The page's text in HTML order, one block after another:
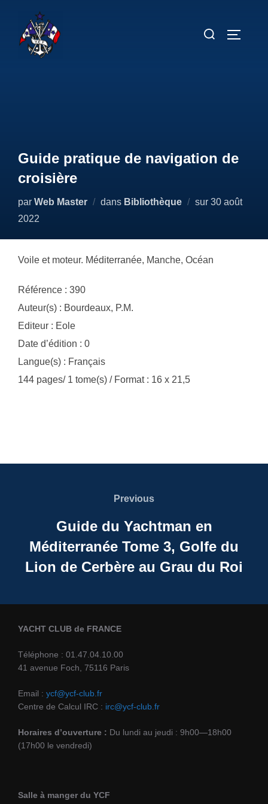
contenu
Rechercher :
Guide pratique de navigation de
croisière
par Web Master dans Bibliothèque sur Publié
30 août
2022
Voile et moteur. Méditerranée, Manche, Océan
Référence : 390
Auteur(s) : Bourdeaux, P.M.
Editeur : Eole
Date d’édition : 0
Langue(s) : Français
144 pages/ 1 tome(s) / Format : 16 x 21,5
Previous
Previous
Guide du Yachtman en
Méditerranée Tome 3, Golfe du
Lion de Cerbère au Grau du Roi
YACHT CLUB de FRANCE
Téléphone : 01.47.04.10.00
41 avenue Foch, 75116 Paris
Email : ycf@ycf-club.fr
Centre de Calcul IRC : irc@ycf-club.fr
Horaires d’ouverture : Du lundi au jeudi : 9h00—18h00
(17h00 le vendredi)
Salle à manger du YCF